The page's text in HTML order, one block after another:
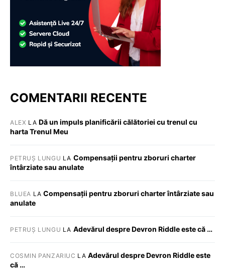
COMENTARII RECENTE
ALEX LA Dă un impuls planificării călătoriei cu trenul cu
harta Trenul Meu
PETRUȘ LUNGU LA Compensații pentru zboruri charter
întârziate sau anulate
BLUEA LACompensații pentru zboruri charter întârziate sau
anulate
PETRUȘ LUNGU LA Adevărul despre Devron Riddle este că …
COSMIN PANZARIUC LA Adevărul despre Devron Riddle este
că …